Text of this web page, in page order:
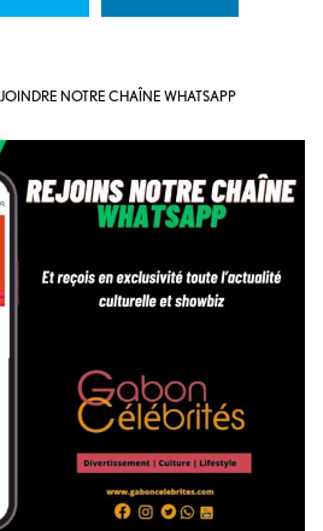
NOTRE CHAÎNE WHATSAPP